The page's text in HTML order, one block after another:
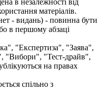
матеріалів.
- видань) - повинна бути
в першому абзаці
"Експертиза", "Заява",
"Вибори", "Тест-драйв",
на правах
спільно з